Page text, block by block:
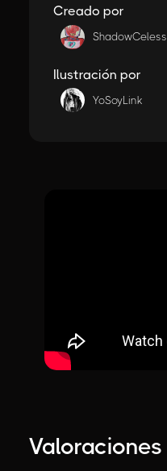
Creado por
ShadowCeless
Ilustración por
YoSoyLink
Valoraciones